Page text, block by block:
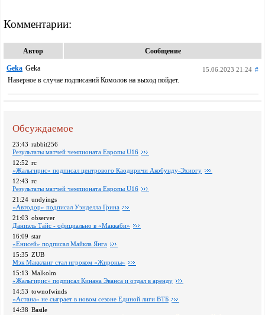
Комментарии:
Автор Сообщение
Geka Geka 15.06.2023 21:24 #
Наверное в случае подписаний Комолов на выход пойдет.
Обсуждаемое
23:43 rabbit256
Pезультаты матчей чемпионата Европы U16
12:52 rc
«Жальгирис» подписал центрового Каодиричи Акобунду-Эхиогу
12:43 rc
Pезультаты матчей чемпионата Европы U16
21:24 undyings
«Автодор» подписал Уэнделла Грина
21:03 observer
Даниэль Тайс - официально в «Маккаби»
16:09 star
«Енисей» подписал Майкла Янга
15:35 ZUB
Мэк Маккланг стал игроком «Жироны»
15:13 Malkolm
«Жальгирис» подписал Кинана Эванса и отдал в аренду
14:53 townofwinds
«Астана» не сыграет в новом сезоне Единой лиги ВТБ
14:38 Basile